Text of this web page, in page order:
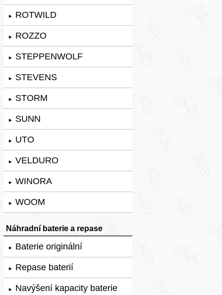
► ROTWILD
► ROZZO
► STEPPENWOLF
► STEVENS
► STORM
► SUNN
► UTO
► VELDURO
► WINORA
► WOOM
Náhradní baterie a repase
► Baterie originální
► Repase baterií
► Navýšení kapacity baterie